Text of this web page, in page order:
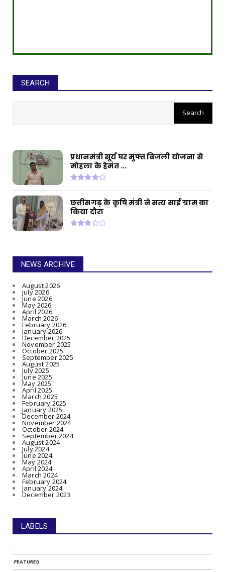
SEARCH
सीईओ ने घोटाले कर बनाई करोड़ों की
प्रधानमंत्री सूर्य घर मुफ्त बिजली योजना से
मोहला के हेमंत ...
छत्तीसगढ़ के कृषि मंत्री ने सत्य साई ग्राम का
किया दौरा
NEWS ARCHIVE
August 2026
July 2026
June 2026
May 2026
April 2026
March 2026
February 2026
January 2026
December 2025
November 2025
October 2025
September 2025
August 2025
July 2025
June 2025
May 2025
April 2025
March 2025
February 2025
January 2025
December 2024
November 2024
October 2024
September 2024
August 2024
July 2024
June 2024
May 2024
April 2024
March 2024
February 2024
January 2024
December 2023
LABELS
.FEATURED